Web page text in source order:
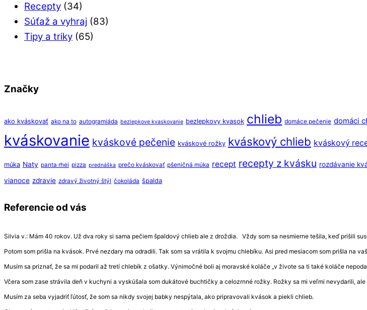
Recepty (34)
Súťaž a vyhraj (83)
Tipy a triky (65)
Značky
ako kváskovať ako na to autogramiáda bezlepkove kvaskovanie bezlepkovy kvasok chlieb domáce pečenie domáci
kváskovanie kváskové pečenie kváskové rožky kváskový chlieb kváskový
múka Naty panta rhei pizza prednáška prečo kváskovať pšeničná múka recept recepty z kvásku rozdávanie
vianoce zdravie zdravý životný štýl čokoláda špalda
Referencie od vás
Silvia v.: Mám 40 rokov. Už dva roky si sama pečiem špaldový chlieb ale z droždia. Vždy som sa nesmierne tešila, keď prišili
Potom som prišla na kvások. Prvé nezdary ma odradili. Tak som sa vrátila k svojmu chlebíku. Asi pred mesiacom som prišla na
Musím sa priznať, že sa mi podaril až tretí chlebík z ošatky. Výnimočné boli aj moravské koláče „v živote sa ti také koláče
Včera som zase strávila deň v kuchyni a vyskúšala som dukátové buchtičky a celozrnné rožky. Rožky sa mi veľmi nevydarili,
Musím za seba vyjadriť ľútosť, že som sa nikdy svojej babky nespýtala, ako pripravovali kvások a piekli chlieb.